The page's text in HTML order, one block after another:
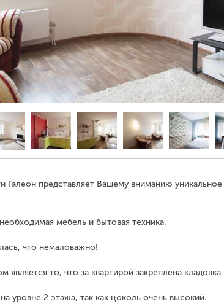
Галеон представляет Вашему вниманию
мебель и бытовая техника.
что немаловажно!
то, что за квартирой закреплена
уровне 2 этажа, так как цоколь очень высокий.